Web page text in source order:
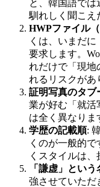
と、韓国語で
馴れしく聞こえ
HWPファイル
くは、いまだ
要求します。
れだけで「現地
れるリスクがあ
証明写真のタブ
業が好む「就活
は全く異なりま
学歴の記載順:
くのが一般的
くスタイルは、
「謙虚」という
強させていただ